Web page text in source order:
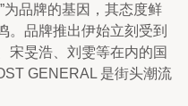
为品牌的基因，其态度鲜
。品牌推出伊始立刻受到
宋旻浩、刘雯等在内的国
GENERAL 是街头潮流